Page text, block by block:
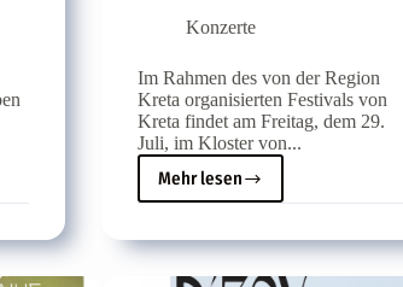
Konzerte
Im Rahmen des von der Region
Kreta organisierten Festivals von
Kreta findet am Freitag, dem 29.
Juli, im Kloster von...
Mehr lesen
"Die
Smyrnaischen
mit
Pantelis